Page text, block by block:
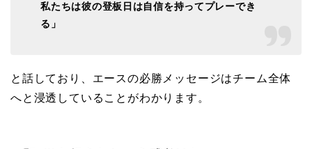
私たちは彼の登板日は自信を持ってプレーでき
る」
と話しており、エースの必勝メッセージはチーム全体
へと浸透していることがわかります。